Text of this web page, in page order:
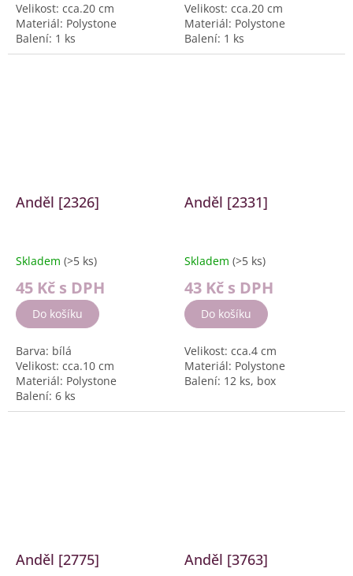
Velikost: cca.20 cm
Materiál: Polystone
Balení: 1 ks
Velikost: cca.20 cm
Materiál: Polystone
Balení: 1 ks
Anděl [2326]
Skladem (>5 ks)
45 Kč s DPH
Do košíku
Barva: bílá
Velikost: cca.10 cm
Materiál: Polystone
Balení: 6 ks
Anděl [2331]
Skladem (>5 ks)
43 Kč s DPH
Do košíku
Velikost: cca.4 cm
Materiál: Polystone
Balení: 12 ks, box
Anděl [2775] Anděl [3763]